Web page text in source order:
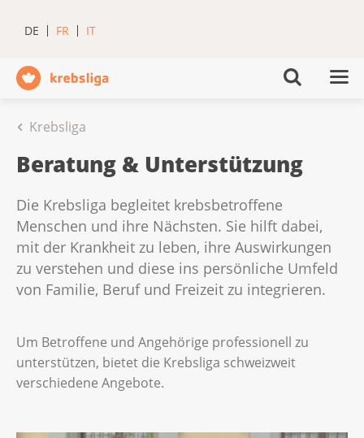
DE FR IT
Krebsliga
Beratung & Unterstützung
Die Krebsliga begleitet krebsbetroffene
Menschen und ihre Nächsten. Sie hilft dabei,
mit der Krankheit zu leben, ihre Auswirkungen
zu verstehen und diese ins persönliche Umfeld
von Familie, Beruf und Freizeit zu integrieren.
Um Betroffene und Angehörige professionell zu
unterstützen, bietet die Krebsliga schweizweit
verschiedene Angebote.